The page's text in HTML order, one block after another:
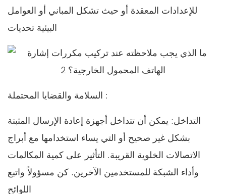
للإعدادات المعقدة أو حيث تشكل المباني أو العوامل
السلامة والقضايا المحتملة :
التداخل: يمكن أن تتداخل أجهزة إعادة الإرسال المثبتة
بشكل غير صحيح أو التي يساء استخدامها مع أبراج
الاتصالات الخلوية القريبة. التأثير على كمية المكالمات
وأداء الشبكة للمستخدمين الآخرين. كن مسؤولاً واتبع